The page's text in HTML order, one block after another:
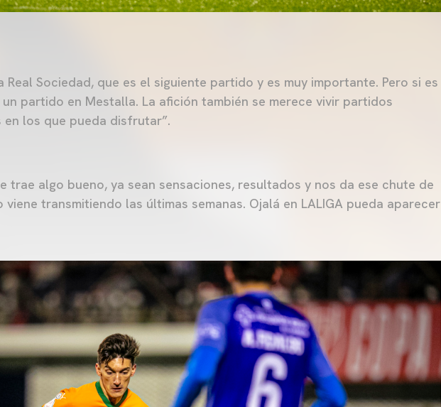
Real Sociedad, que es el siguiente partido y es muy importante. Pero si es
partido en Mestalla. La afición también se merece vivir partidos
los que pueda disfrutar”.
trae algo bueno, ya sean sensaciones, resultados y nos da ese chute de
transmitiendo las últimas semanas. Ojalá en LALIGA pueda aparecer